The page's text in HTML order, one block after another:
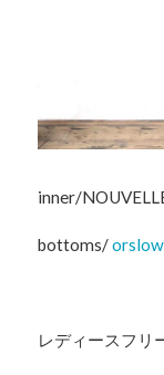
inner/
bottoms/orslow
レディースフリ